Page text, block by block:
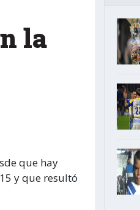
la
que hay
y que resultó